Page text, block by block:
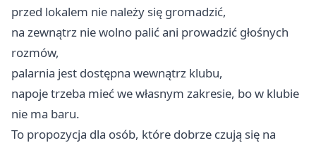
przed lokalem nie należy się gromadzić,
na zewnątrz nie wolno palić ani prowadzić głośnych
rozmów,
palarnia jest dostępna wewnątrz klubu,
napoje trzeba mieć we własnym zakresie, bo w klubie
nie ma baru.
To propozycja dla osób, które dobrze czują się na